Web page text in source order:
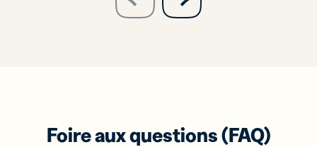
previous
slide
Foire aux questions (FAQ)